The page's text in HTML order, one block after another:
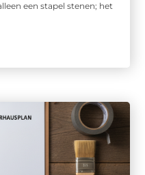
een stapel stenen; het